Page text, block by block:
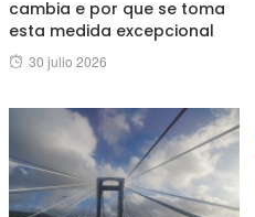
cambia e por que se toma
esta medida excepcional
Posted
30 julio 2026